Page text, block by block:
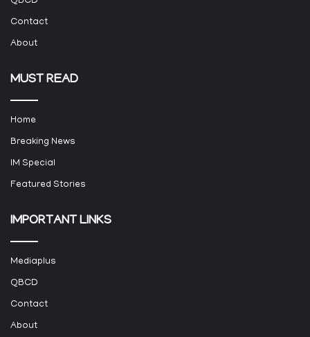
Contact
About
MUST READ
Home
Breaking News
IM Special
Featured Stories
IMPORTANT LINKS
Mediaplus
QBCD
Contact
About